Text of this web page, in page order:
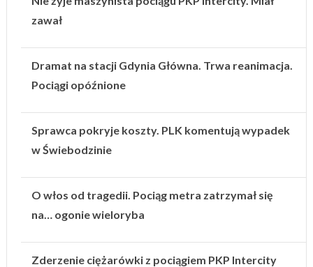
zawał
Dramat na stacji Gdynia Główna. Trwa reanimacja.
Pociągi opóźnione
Sprawca pokryje koszty. PLK komentują wypadek
w Świebodzinie
O włos od tragedii. Pociąg metra zatrzymał się
na… ogonie wieloryba
Zderzenie ciężarówki z pociągiem PKP Intercity